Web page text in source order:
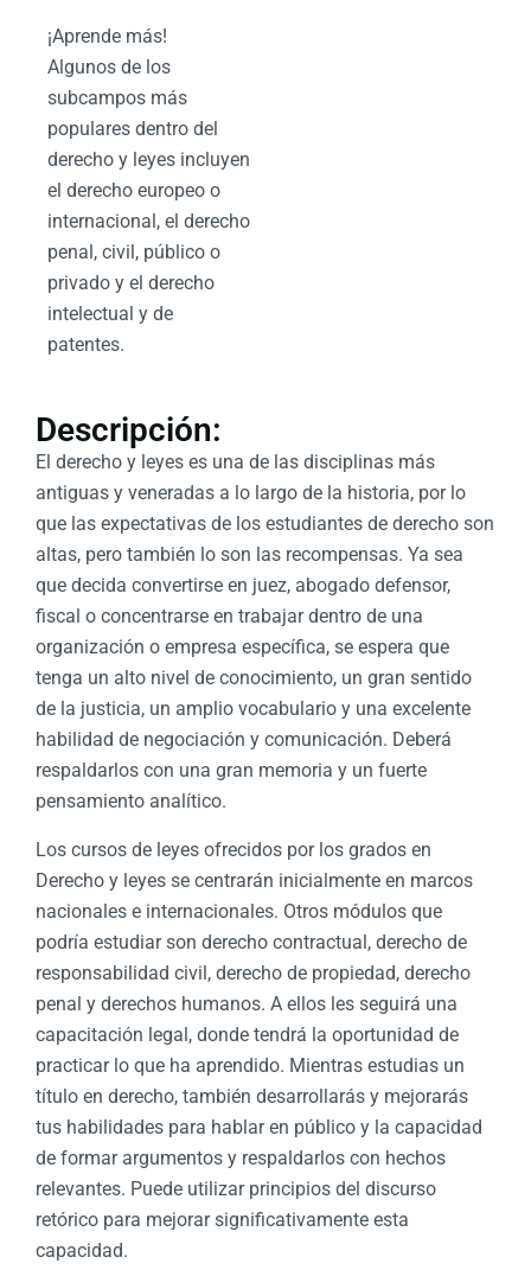
¡Aprende más!
Algunos de los
subcampos más
populares dentro del
derecho y leyes incluyen
el derecho europeo o
internacional, el derecho
penal, civil, público o
privado y el derecho
intelectual y de
patentes.
Descripción:
El derecho y leyes es una de las disciplinas más
antiguas y veneradas a lo largo de la historia, por lo
que las expectativas de los estudiantes de derecho son
altas, pero también lo son las recompensas. Ya sea
que decida convertirse en juez, abogado defensor,
fiscal o concentrarse en trabajar dentro de una
organización o empresa específica, se espera que
tenga un alto nivel de conocimiento, un gran sentido
de la justicia, un amplio vocabulario y una excelente
habilidad de negociación y comunicación. Deberá
respaldarlos con una gran memoria y un fuerte
pensamiento analítico.
Los cursos de leyes ofrecidos por los grados en
Derecho y leyes se centrarán inicialmente en marcos
nacionales e internacionales. Otros módulos que
podría estudiar son derecho contractual, derecho de
responsabilidad civil, derecho de propiedad, derecho
penal y derechos humanos. A ellos les seguirá una
capacitación legal, donde tendrá la oportunidad de
practicar lo que ha aprendido. Mientras estudias un
título en derecho, también desarrollarás y mejorarás
tus habilidades para hablar en público y la capacidad
de formar argumentos y respaldarlos con hechos
relevantes. Puede utilizar principios del discurso
retórico para mejorar significativamente esta
capacidad.